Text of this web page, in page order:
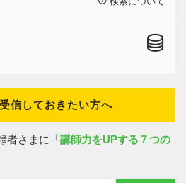
信しておきたい方へ
者さまに「 講師力をUPする７つの